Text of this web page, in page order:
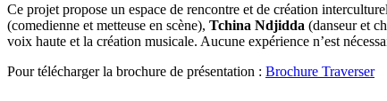
Ce projet propose un espace de rencontre et de création
(comedienne et metteuse en scène), Tchina Ndjidda (danseur et
voix haute et la création musicale. Aucune expérience n’est
Pour télécharger la brochure de présentation : Brochure Traverser